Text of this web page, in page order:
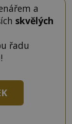
a
skvělých
řadu
!